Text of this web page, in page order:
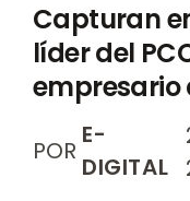
Capturan
líder del
POR
E-
DIGITAL